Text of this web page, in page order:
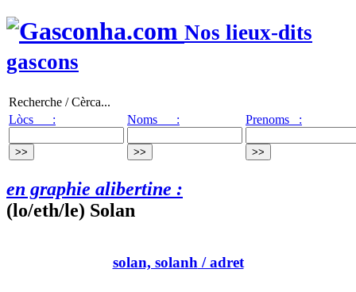
Nos lieux-dits
gascons
Recherche / Cèrca...
Lòcs :
Noms : Prenoms :
en graphie alibertine :
(lo/eth/le) Solan
solan, solanh/ adret